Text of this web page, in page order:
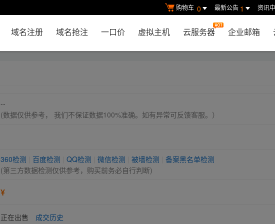
购物车 0 最新公告 1 资讯
域名注册 域名抢注 一口价 虚拟主机 云服务器 企业邮箱
--
(数据仅供参考， 我们不保证数据100%准确。如有异常可反馈客服。）
360检测 百度检测 QQ检测 微信检测 被墙检测
备案黑名单检测
(第三方数据检测仅供参考，购买前务必自行判断)
¥
正在出售 成交历史